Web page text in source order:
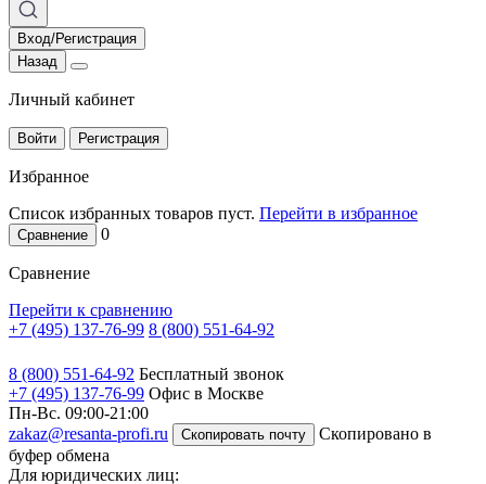
Вход/Регистрация
Назад
Личный кабинет
Войти Регистрация
Избранное
Список избранных товаров пуст. Перейти в избранное
Сравнение 0
Сравнение
Перейти к сравнению
+7 (495) 137-76-99 8 (800) 551-64-92
8 (800) 551-64-92 Бесплатный звонок
+7 (495) 137-76-99 Офис в Москве
Пн-Вс. 09:00-21:00
zakaz@resanta-profi.ru
Скопировать почту
Скопировано в
буфер обмена
Для юридических лиц: